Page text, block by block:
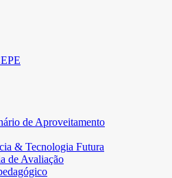
de Aproveitamento
& Tecnologia Futura
de Avaliação